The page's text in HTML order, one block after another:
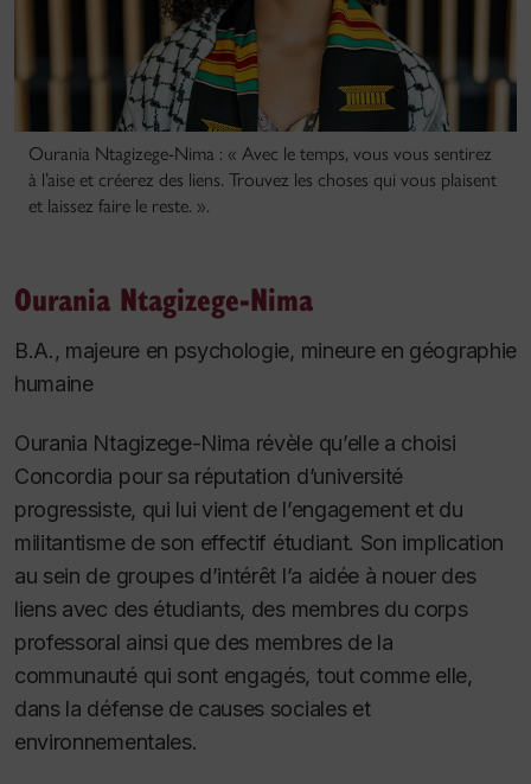
Ourania Ntagizege-Nima : « Avec le temps, vous vous sentirez
à l’aise et créerez des liens. Trouvez les choses qui vous plaisent
et laissez faire le reste. ».
Ourania Ntagizege-Nima
B.A., majeure en psychologie, mineure en géographie
humaine
Ourania Ntagizege-Nima révèle qu’elle a choisi
Concordia pour sa réputation d’université
progressiste, qui lui vient de l’engagement et du
militantisme de son effectif étudiant. Son implication
au sein de groupes d’intérêt l’a aidée à nouer des
liens avec des étudiants, des membres du corps
professoral ainsi que des membres de la
communauté qui sont engagés, tout comme elle,
dans la défense de causes sociales et
environnementales.